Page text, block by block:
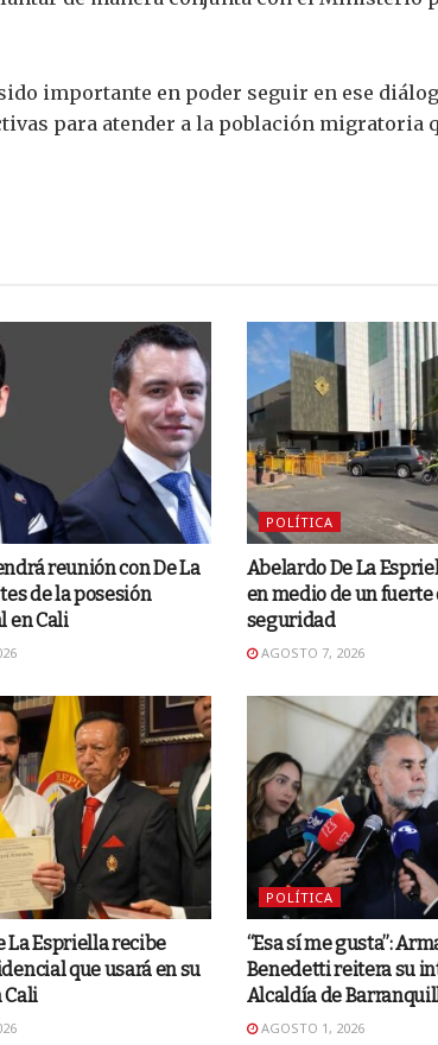
importante en poder seguir en ese
para atender a la población migratoria
reunión con De La
de la posesión
en Cali
POLÍTICA
Abelardo De La
en medio de un
seguridad
AGOSTO 7, 2026
La Espriella recibe
que usará en su
Cali
POLÍTICA
“Esa sí me gusta”:
Benedetti reitera su
Alcaldía de
AGOSTO 1, 2026